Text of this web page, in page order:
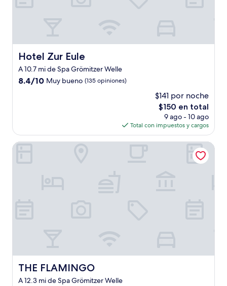
Hotel Zur Eule
Hotel Zur Eule
A 10.7 mi de Spa Grömitzer Welle
8.4
opiniones)
8.4/10 Muy bueno (135 opiniones)
$141 por noche
El
precio
actual
es
de
$150 en total
9 ago - 10 ago
Total con impuestos y cargos
THE FLAMINGO
THE FLAMINGO
A 12.3 mi de Spa Grömitzer Welle
THE FLAMINGO